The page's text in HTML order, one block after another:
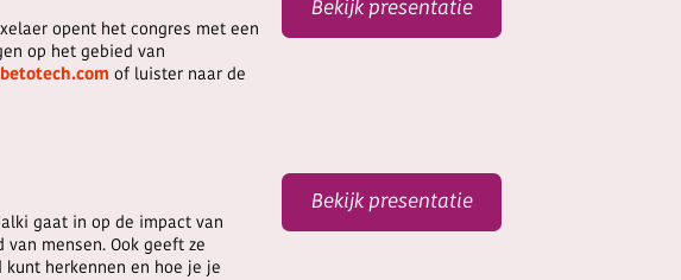
opent het congres met een
op het gebied van
of luister naar de
Bekijk presentatie
gaat in op de impact van
mensen. Ook geeft ze
herkennen en hoe je je
Bekijk presentatie